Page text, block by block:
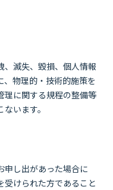
、滅失、毀損、個人情報
、物理的・技術的施策を
理に関する規程の整備等
います。
申し出があった場合に
受けられた方であること